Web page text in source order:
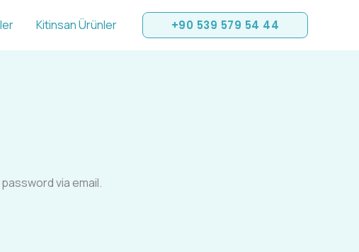
Kitinsan Ürünler +90 539 579 54 44
via email.